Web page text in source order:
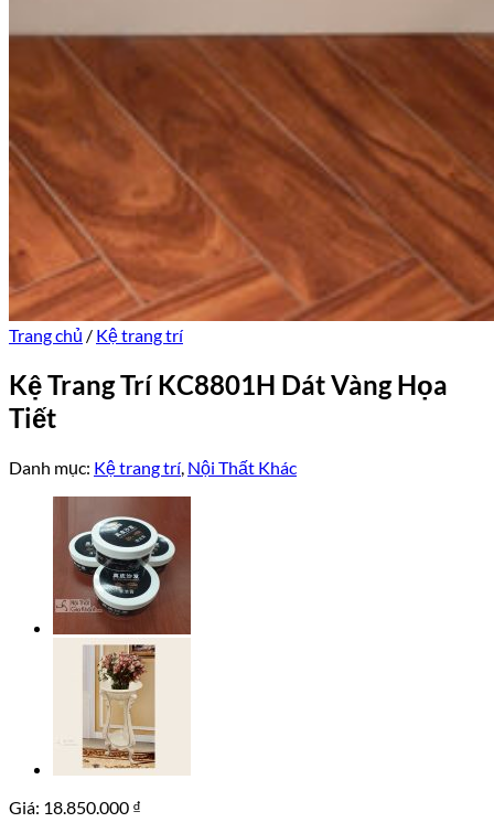
Trang chủ / Kệ trang trí
Kệ Trang Trí KC8801H Dát Vàng Họa
Tiết
Danh mục: Kệ trang trí, Nội Thất Khác
Giá: 18.850.000 ₫